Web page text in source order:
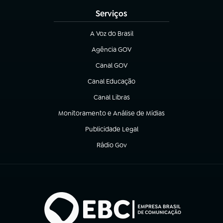
Serviços
A Voz do Brasil
(abre em nova aba)
Agência GOV
(abre em nova aba)
Canal GOV
(abre em nova aba)
Canal Educação
(abre em nova aba)
Canal Libras
(abre em nova aba)
Monitoramento e Análise de Mídias
(abre em nova aba)
Publicidade Legal
(abre em nova aba)
Rádio Gov
(abre em nova aba)